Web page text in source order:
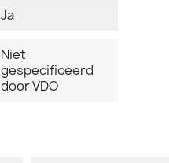
Ja
Niet
gespecificeerd
door VDO